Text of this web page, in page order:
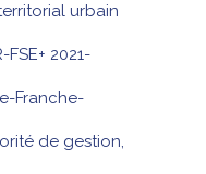
urbain
2021-
Franche-
de gestion,